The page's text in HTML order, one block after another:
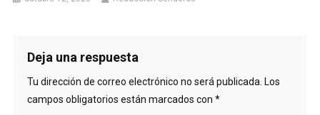
Deja una respuesta
Tu dirección de correo electrónico no será publicada. Los
campos obligatorios están marcados con *